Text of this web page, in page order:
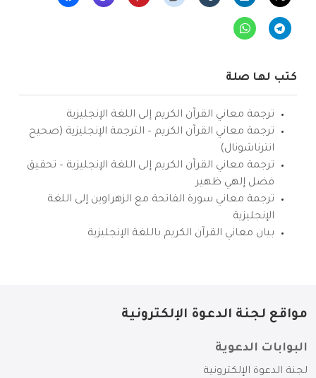
كتب لها صلة
ترجمة معاني القرآن الكريم إلى اللغة الإنجليزية
ترجمة معاني القرآن الكريم – الترجمة الإنجليزية (صحيح
انترناشونال)
ترجمة معاني القرآن الكريم إلى اللغة الإنجليزية – تحقيق
فضل إلهي ظهير
ترجمة معاني سورة الفاتحة مع الزهراوين إلى اللغة
الإنجليزية
بيان معاني القرآن الكريم باللغة الإنجليزية
مواقع لجنة الدعوة الإلكترونية
البوابات الدعوية
لجنة الدعوة الإلكترونية